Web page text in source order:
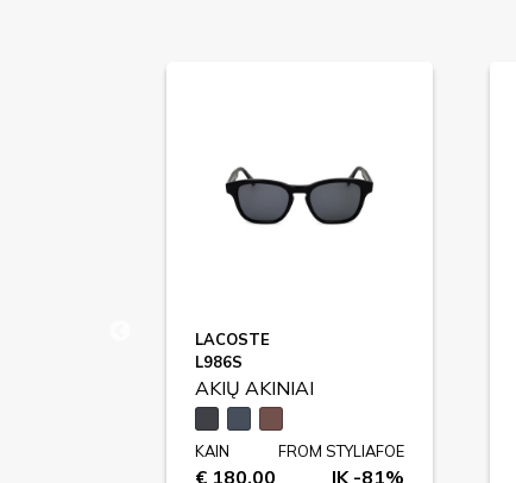
LACOSTE
L986S
AKIŲ AKINIAI
KAIN
€ 180,00
FROM STYLIAFOE
IK -81%